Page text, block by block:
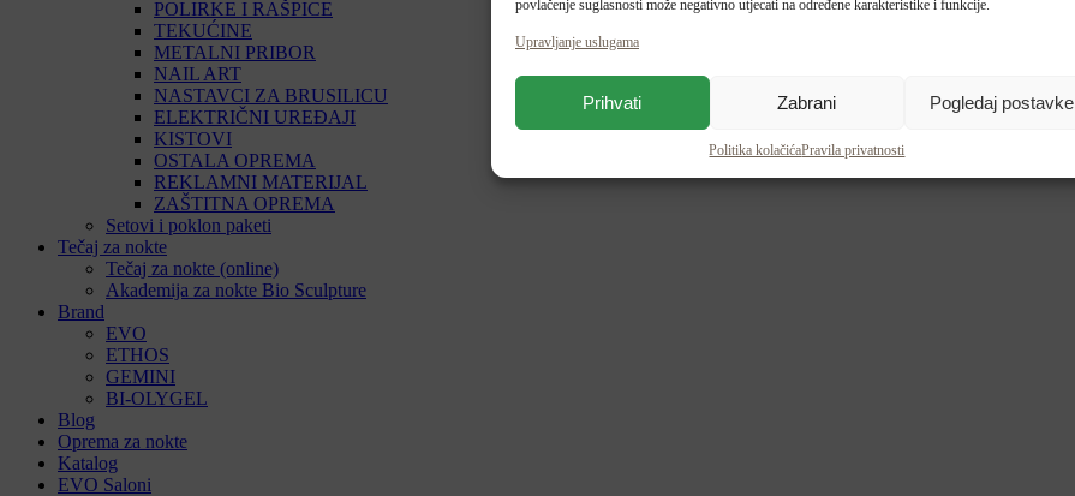
povlačenje suglasnosti može negativno utjecati na određene karakteristike i funkcije.
Upravljanje uslugama
Prihvati Zabrani Pogledaj postavke
Politika kolačićaPravila privatnosti
POLIRKE I RAŠPICE
TEKUĆINE
METALNI PRIBOR
NAIL ART
NASTAVCI ZA BRUSILICU
ELEKTRIČNI UREĐAJI
KISTOVI
OSTALA OPREMA
REKLAMNI MATERIJAL
ZAŠTITNA OPREMA
Setovi i poklon paketi
Tečaj za nokte
Tečaj za nokte (online)
Akademija za nokte Bio Sculpture
Brand
EVO
ETHOS
GEMINI
BI-OLYGEL
Blog
Oprema za nokte
Katalog
EVO Saloni